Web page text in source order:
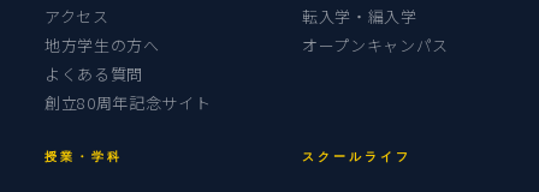
アクセス
地方学生の方へ
よくある質問
創立80周年記念サイト
転入学・編入学
オープンキャンパス
授業・学科 スクールライフ